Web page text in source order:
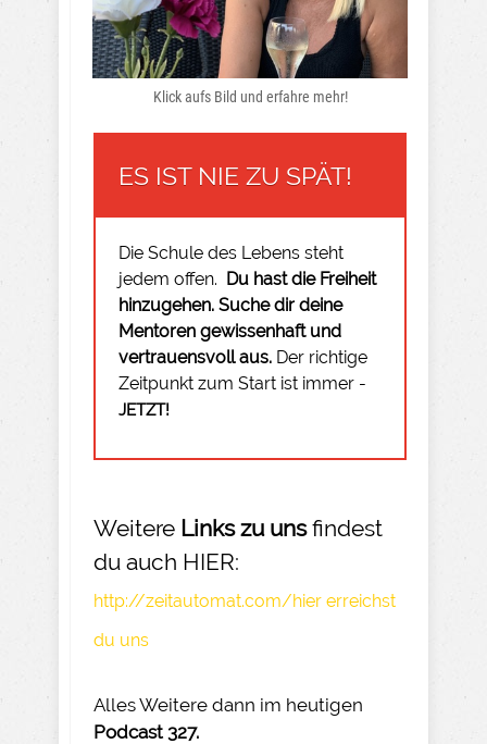
Klick aufs Bild und erfahre mehr!
ES IST NIE ZU SPÄT!
Die Schule des Lebens steht
jedem offen. Du hast die Freiheit
hinzugehen. Suche dir deine
Mentoren gewissenhaft und
vertrauensvoll aus. Der richtige
Zeitpunkt zum Start ist immer -
JETZT!
Weitere Links zu unsfindest
du auch HIER:
http://zeitautomat.com/hier erreichst
du uns
Alles Weitere dann im heutigen
Podcast 327.